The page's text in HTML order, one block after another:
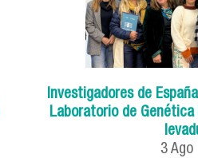
Investigadores de
Laboratorio de
3 Ago